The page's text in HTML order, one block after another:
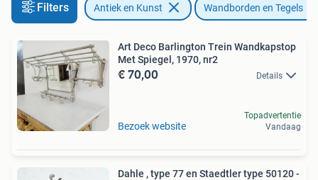
Filters Antiek en Kunst Wandborden en Tegels
Art Deco Barlington Trein Wandkapstop
Met Spiegel, 1970, nr2
€ 70,00 Details
Bezoek website
Topadvertentie
Vandaag
Dahle , type 77 en Staedtler type 50120 -